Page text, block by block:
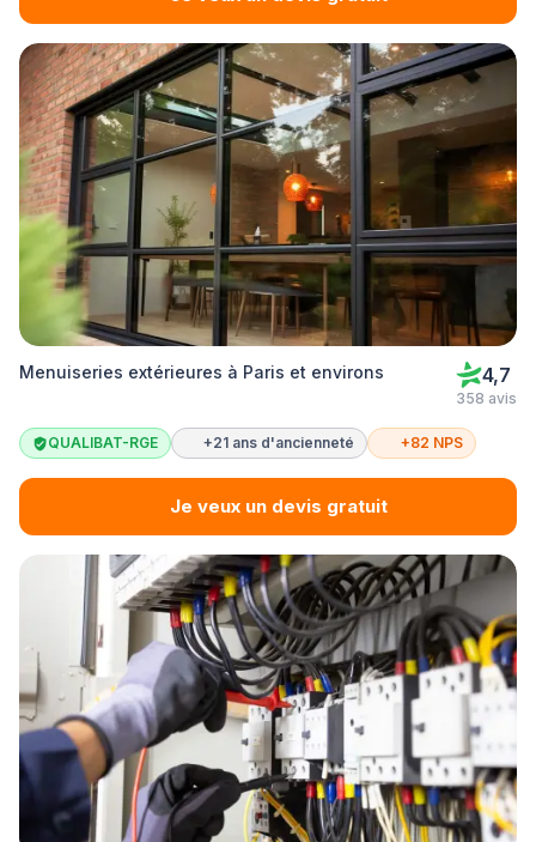
Menuiseries extérieures à Paris et environs 4,7
358 avis
QUALIBAT-RGE +21 ans d'ancienneté +82 NPS
Je veux un devis gratuit